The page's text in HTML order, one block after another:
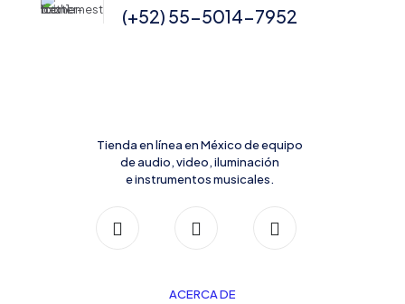
(+52) 55-5014-7952
Tienda en línea en México de equipo
de audio, video, iluminación
e instrumentos musicales.
ACERCA DE